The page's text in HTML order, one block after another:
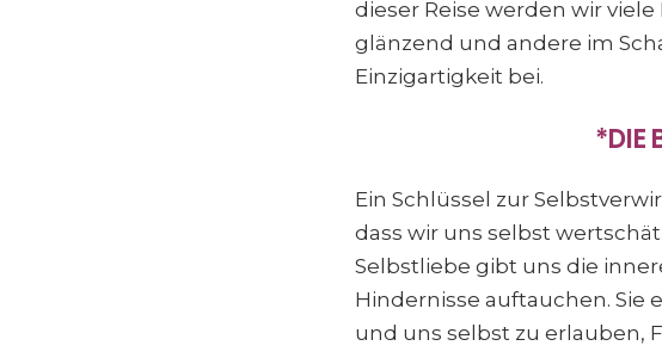
dieser Reise werden wir
glänzend und andere im
Einzigartigkeit bei.
*DIE
Ein Schlüssel zur
dass wir uns selbst
Selbstliebe gibt uns die
Hindernisse auftauchen. Sie
und uns selbst zu erlauben,